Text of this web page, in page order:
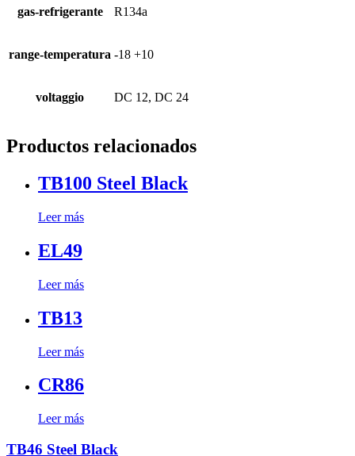
gas-refrigerante R134a
range-temperatura -18 +10
voltaggio DC 12, DC 24
Productos relacionados
TB100 Steel Black
Leer más
EL49
Leer más
TB13
Leer más
CR86
Leer más
TB46 Steel Black